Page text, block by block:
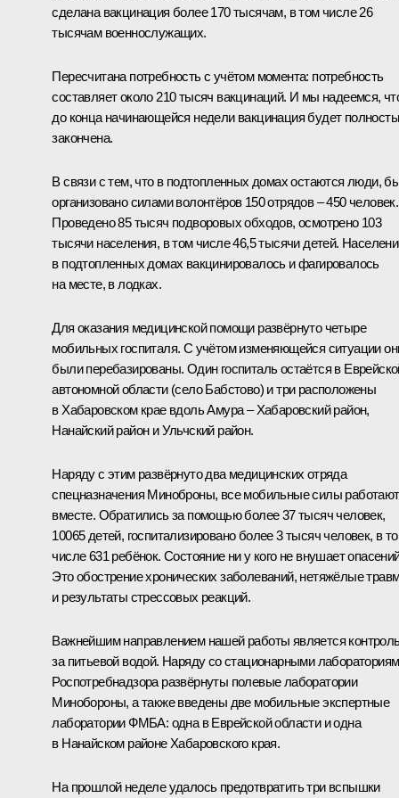
сделана вакцинация более 170 тысячам, в том числе 26
тысячам военнослужащих.
Пересчитана потребность с учётом момента: потребность
составляет около 210 тысяч вакцинаций. И мы надеемся,
до конца начинающейся недели вакцинация будет
закончена.
В связи с тем, что в подтопленных домах остаются люди,
организовано силами волонтёров 150 отрядов – 450 человек.
Проведено 85 тысяч подворовых обходов, осмотрено 103
тысячи населения, в том числе 46,5 тысячи детей.
в подтопленных домах вакцинировалось и фагировалось
на месте, в лодках.
Для оказания медицинской помощи развёрнуто четыре
мобильных госпиталя. С учётом изменяющейся ситуации
были перебазированы. Один госпиталь остаётся в
автономной области (село Бабстово) и три расположены
в Хабаровском крае вдоль Амура – Хабаровский район,
Нанайский район и Ульчский район.
Наряду с этим развёрнуто два медицинских отряда
спецназначения Миноброны, все мобильные силы работают
вместе. Обратились за помощью более 37 тысяч человек,
10065 детей, госпитализировано более 3 тысяч человек, в
числе 631 ребёнок. Состояние ни у кого не внушает
Это обострение хронических заболеваний, нетяжёлые
и результаты стрессовых реакций.
Важнейшим направлением нашей работы является
за питьевой водой. Наряду со стационарными
Роспотребнадзора развёрнуты полевые лаборатории
Минобороны, а также введены две мобильные экспертные
лаборатории ФМБА: одна в Еврейской области и одна
в Нанайском районе Хабаровского края.
На прошлой неделе удалось предотвратить три вспышки